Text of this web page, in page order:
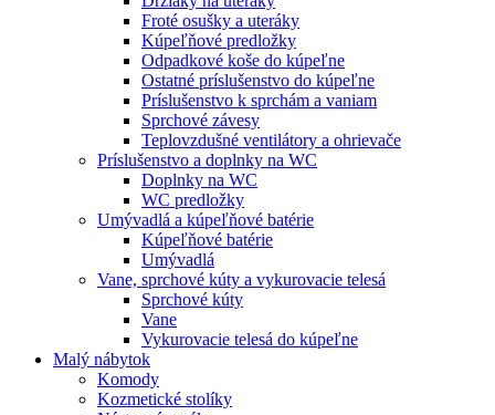
Froté osušky a uteráky
Kúpeľňové predložky
Odpadkové koše do kúpeľne
Ostatné príslušenstvo do kúpeľne
Príslušenstvo k sprchám a vaniam
Sprchové závesy
Teplovzdušné ventilátory a ohrievače
Príslušenstvo a doplnky na WC
Doplnky na WC
WC predložky
Umývadlá a kúpeľňové batérie
Kúpeľňové batérie
Umývadlá
Vane, sprchové kúty a vykurovacie telesá
Sprchové kúty
Vane
Vykurovacie telesá do kúpeľne
Malý nábytok
Komody
Kozmetické stolíky